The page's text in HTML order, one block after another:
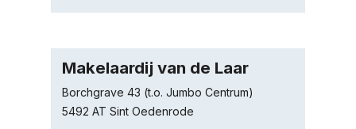
Makelaardij van de Laar
Borchgrave 43 (t.o. Jumbo Centrum)
5492 AT Sint Oedenrode